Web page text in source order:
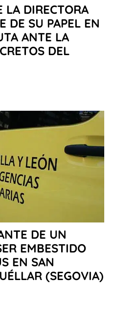
LA DIRECTORA
DE SU PAPEL EN
ANTE LA
DEL
DE UN
EMBESTIDO
EN SAN
(SEGOVIA)